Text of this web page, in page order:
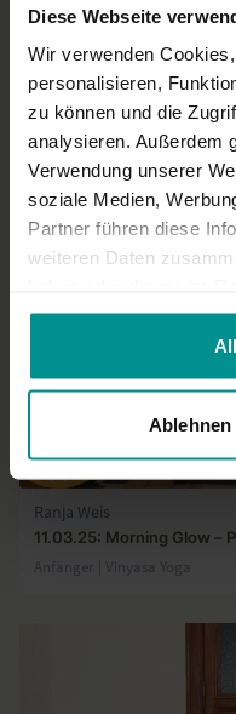
Diese Webseite
Wir verwenden
personalisieren,
zu können und die
analysieren. Außerdem
Verwendung unserer
soziale Medien,
Partner führen diese
weiteren Daten
gesammelt haben.
Ablehnen
Ähnliche Videos
Ranja Weis
11.03.25: Morning Glow –
Anfänger | Vinyasa Yoga